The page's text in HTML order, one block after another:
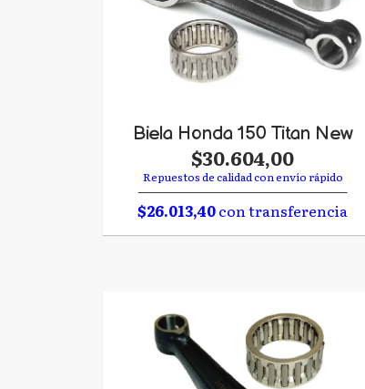
Biela Honda 150 Titan New
$30.604,00
Repuestos de calidad con envío rápido
$26.013,40con transferencia